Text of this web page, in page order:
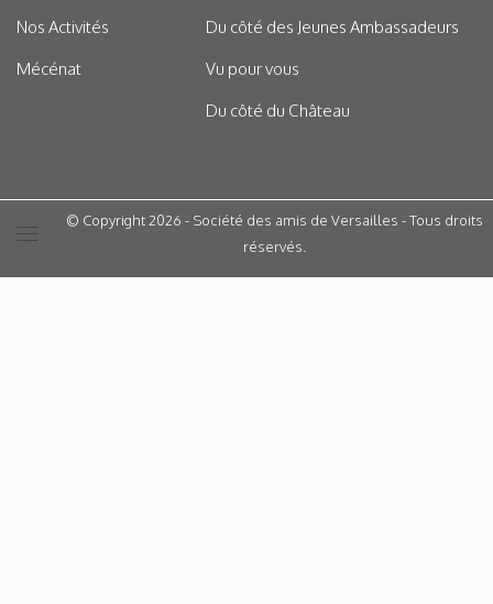
Nos Activités
Mécénat
Du côté des Jeunes Ambassadeurs
Vu pour vous
Du côté du Château
© Copyright 2026 - Société des amis de Versailles - Tous droits
réservés.